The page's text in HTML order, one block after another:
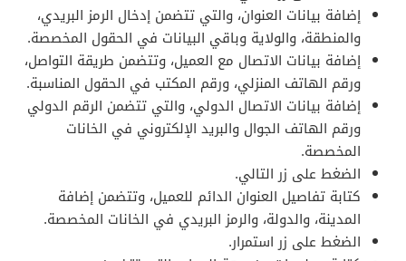
إضافة بيانات العنوان، والتي تتضمن إدخال الرمز البريدي،
والمنطقة، والولاية وباقي البيانات في الحقول المخصصة.
إضافة بيانات الاتصال مع العميل، وتتضمن طريقة التواصل،
ورقم الهاتف المنزلي، ورقم المكتب في الحقول المناسبة.
إضافة بيانات الاتصال الدولي، والتي تتضمن الرقم الدولي
ورقم الهاتف الجوال والبريد الإلكتروني في الخانات
المخصصة.
الضغط على زر التالي.
كتابة تفاصيل العنوان الدائم للعميل، وتتضمن إضافة
المدينة، والدولة، والرمز البريدي في الخانات المخصصة.
الضغط على زر استمرار.